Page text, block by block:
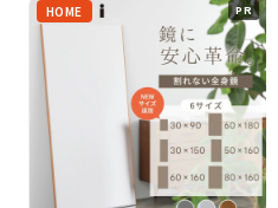
HOME PR